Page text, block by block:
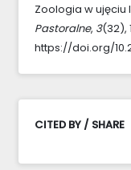
Zoologia w ujęciu
Pastoralne, 3(32),
https://doi.org/
CITED BY / SHARE